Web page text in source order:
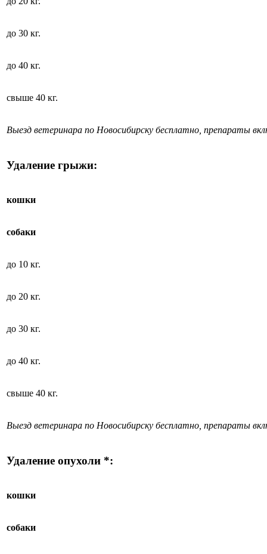
до 30 кг.
до 40 кг.
свыше 40 кг.
Выезд ветеринара по Новосибирску бесплатно, препараты
Удаление грыжи:
кошки
собаки
до 10 кг.
до 20 кг.
до 30 кг.
до 40 кг.
свыше 40 кг.
Выезд ветеринара по Новосибирску бесплатно, препараты
Удаление опухоли *:
кошки
собаки